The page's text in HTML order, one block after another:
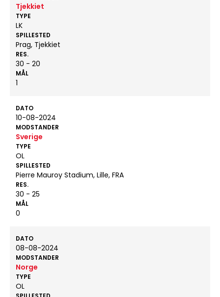
Tjekkiet
TYPE
LK
SPILLESTED
Prag, Tjekkiet
RES.
30 - 20
MÅL
1
DATO
10-08-2024
MODSTANDER
Sverige
TYPE
OL
SPILLESTED
Pierre Mauroy Stadium, Lille, FRA
RES.
30 - 25
MÅL
0
DATO
08-08-2024
MODSTANDER
Norge
TYPE
OL